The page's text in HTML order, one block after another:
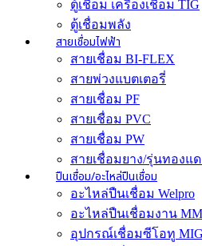
ตู้เชื่อม เครื่องเชื่อม TIG
ตู้เชื่อมพลัง
สายเชื่อมไฟฟ้า
สายเชื่อม BI-FLEX
สายพ่วงแบตเตอรี่
สายเชื่อม PF
สายเชื่อม PVC
สายเชื่อม PW
สายเชื่อมยาง/รุ่นทองแด
ปืนเชื่อม/อะไหล่ปืนเชื่อม
อะไหล่ปืนเชื่อม Welpro
อะไหล่ปืนเชื่อมงาน
อุปกรณ์เชื่อมซีโอทู MIG